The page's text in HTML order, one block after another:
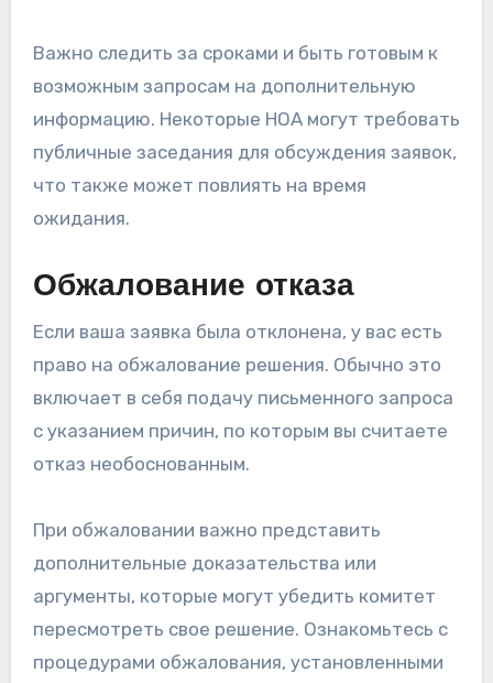
Важно следить за сроками и быть готовым к
возможным запросам на дополнительную
информацию. Некоторые HOA могут требовать
публичные заседания для обсуждения заявок,
что также может повлиять на время
ожидания.
Обжалование отказа
Если ваша заявка была отклонена, у вас есть
право на обжалование решения. Обычно это
включает в себя подачу письменного запроса
с указанием причин, по которым вы считаете
отказ необоснованным.
При обжаловании важно представить
дополнительные доказательства или
аргументы, которые могут убедить комитет
пересмотреть свое решение. Ознакомьтесь с
процедурами обжалования, установленными